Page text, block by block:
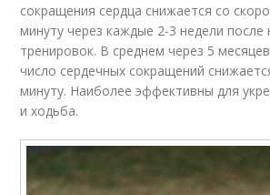
сокращения сердца снижается со
минуту через каждые 2-3 недели после
тренировок. В среднем через 5
число сердечных сокращений
минуту. Наиболее эффективны для
и ходьба.